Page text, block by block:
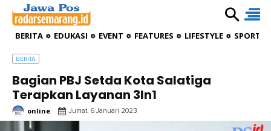
BERITA EDUKASI EVENT FEATURES LIFESTYLE
BERITA
Bagian PBJ Setda Kota Salatiga
Terapkan Layanan 3In1
online Jumat, 6 Januari 2023